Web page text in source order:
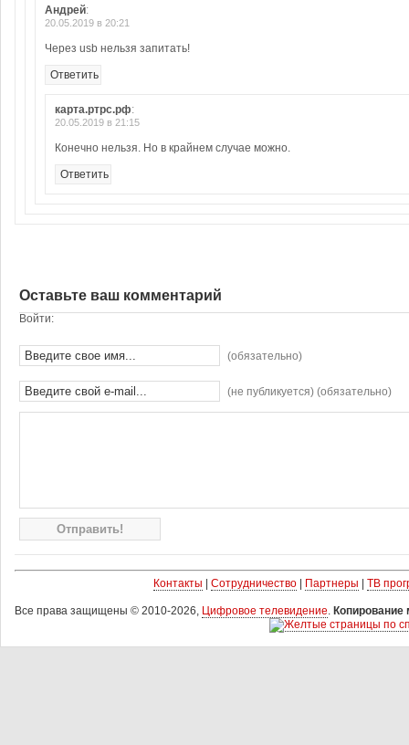
Андрей:
20.05.2019 в 20:21
Через usb нельзя запитать!
Ответить
карта.ртрс.рф:
20.05.2019 в 21:15
Конечно нельзя. Но в крайнем случае можно.
Ответить
Оставьте ваш комментарий
Войти:
(обязательно)
(не публикуется) (обязательно)
Контакты Сотрудничество| Партнеры ТВ
Все права защищены © 2010-2026, Цифровое телевидение. Копирование